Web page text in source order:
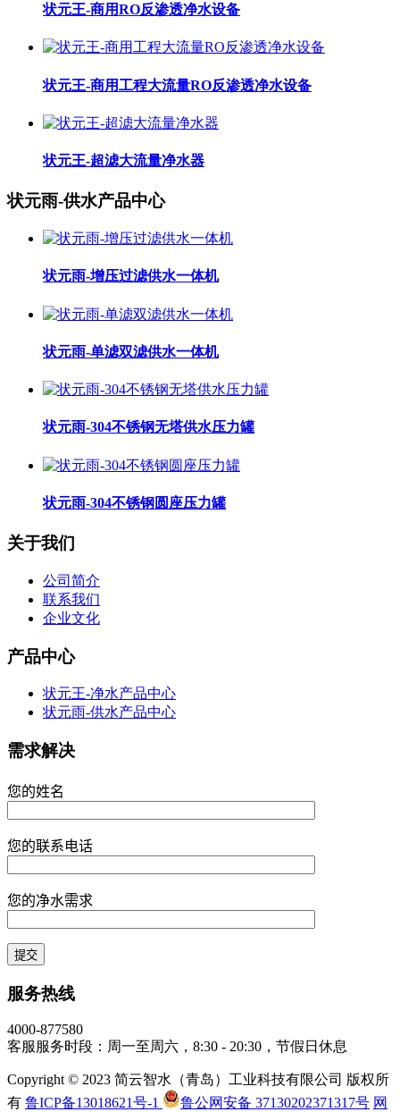
状元王-商用RO反渗透净水设备
状元王-商用工程大流量RO反渗透净水设备
状元王-超滤大流量净水器
状元雨-供水产品中心
状元雨-增压过滤供水一体机
状元雨-单滤双滤供水一体机
状元雨-304不锈钢无塔供水压力罐
状元雨-304不锈钢圆座压力罐
关于我们
公司简介
联系我们
企业文化
产品中心
状元王-净水产品中心
状元雨-供水产品中心
需求解决
您的姓名
您的联系电话
您的净水需求
服务热线
4000-877580
客服服务时段：周一至周六，8:30 - 20:30，节假日休息
Copyright © 2023 简云智水（青岛）工业科技有限公司 版权所
有 鲁ICP备13018621号-1 鲁公网安备 37130202371317号 网